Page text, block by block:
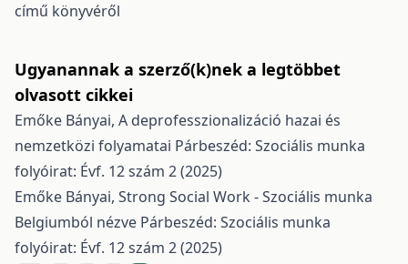
című könyvéről
Ugyanannak a szerző(k)nek a legtöbbet
olvasott cikkei
Emőke Bányai, A deprofesszionalizáció hazai és
nemzetközi folyamatai Párbeszéd: Szociális munka
folyóirat: Évf. 12 szám 2 (2025)
Emőke Bányai, Strong Social Work - Szociális munka
Belgiumból nézve Párbeszéd: Szociális munka
folyóirat: Évf. 12 szám 2 (2025)